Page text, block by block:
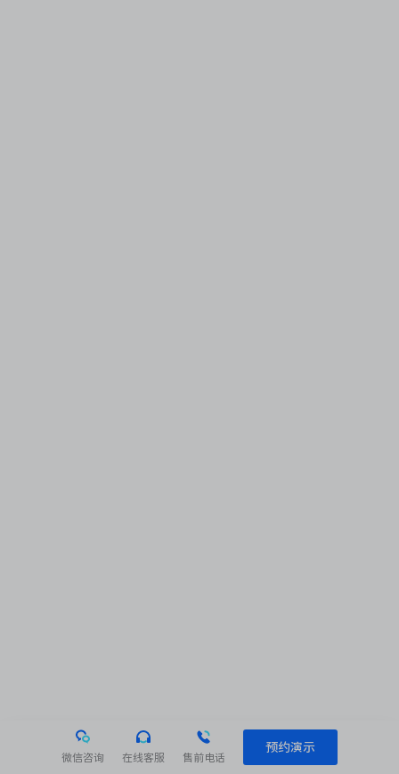
微信咨询 在线客服 售前电话
预约演示